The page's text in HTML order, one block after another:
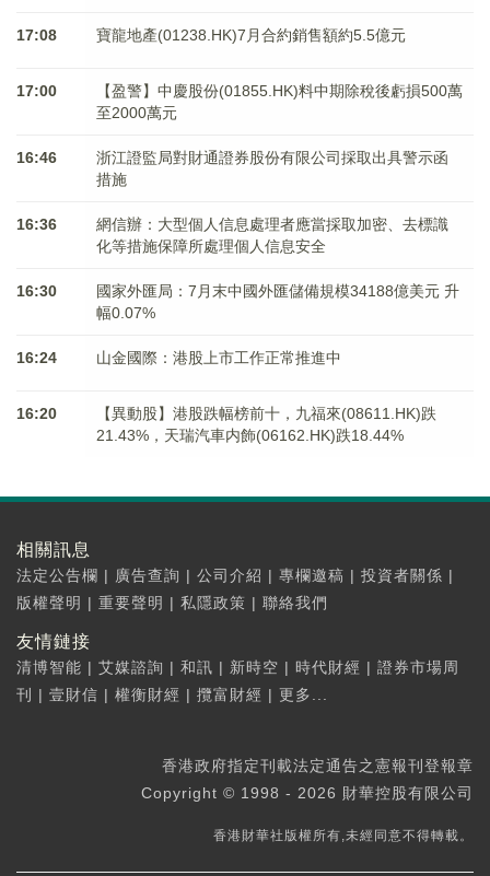
17:08 寶龍地產(01238.HK)7月合約銷售額約5.5億元
17:00
【盈警】中慶股份(01855.HK)料中期除稅後虧損500萬
至2000萬元
16:46
浙江證監局對財通證券股份有限公司採取出具警示函
措施
16:36
網信辦：大型個人信息處理者應當採取加密、去標識
化等措施保障所處理個人信息安全
16:30
國家外匯局：7月末中國外匯儲備規模34188億美元 升
幅0.07%
16:24 山金國際：港股上市工作正常推進中
16:20
【異動股】港股跌幅榜前十，九福來(08611.HK)跌
21.43%，天瑞汽車内飾(06162.HK)跌18.44%
相關訊息
法定公告欄 | 廣告查詢 | 公司介紹 | 專欄邀稿 | 投資者關係 |
版權聲明 | 重要聲明 | 私隱政策 | 聯絡我們
友情鏈接
清博智能 | 艾媒諮詢 | 和訊 | 新時空 | 時代財經 | 證券市場周
刊
| 壹財信 | 權衡財經 | 攬富財經 | 更多...
香港政府指定刊載法定通告之憲報刊登報章
Copyright © 1998 - 2026 財華控股有限公司
香港財華社版權所有,未經同意不得轉載。